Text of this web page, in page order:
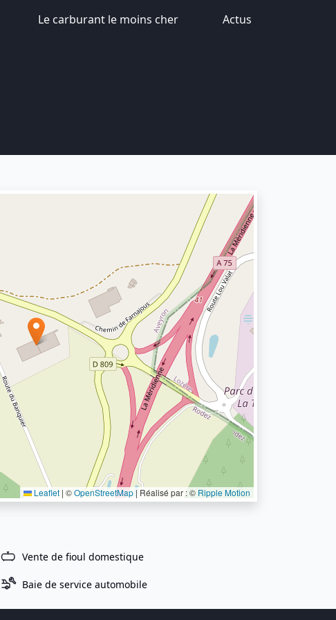
Le carburant le moins cher Actus
Leaflet | ©OpenStreetMap | Réalisé par : © Ripple Motion
Vente de fioul domestique
Baie de service automobile